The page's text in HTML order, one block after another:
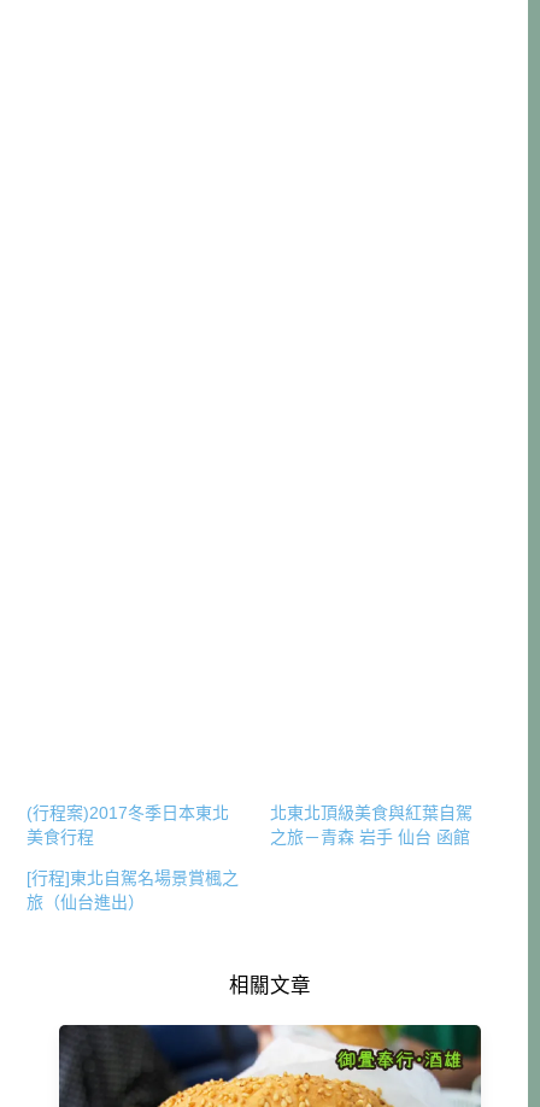
(行程案)2017冬季日本東北
美食行程
北東北頂級美食與紅葉自駕
之旅－青森 岩手 仙台 函館
[行程]東北自駕名場景賞楓之
旅（仙台進出）
相關文章